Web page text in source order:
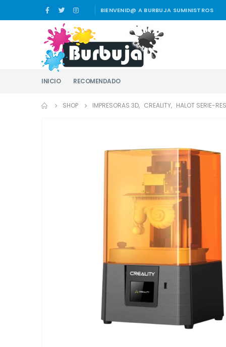
BIENVENID@ A BURBUJA SUMINISTROS
INICIO RECOMENDADO
SHOP IMPRESORAS 3D, CREALITY, HALOT SERIE-